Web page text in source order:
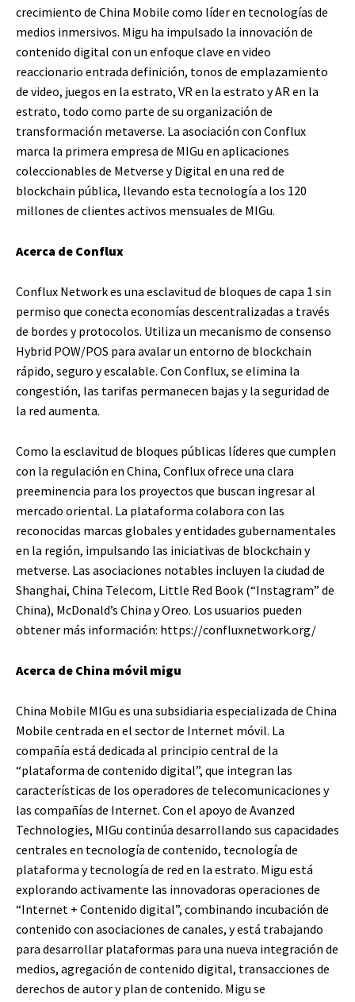
crecimiento de China Mobile como líder en tecnologías de
medios inmersivos. Migu ha impulsado la innovación de
contenido digital con un enfoque clave en video
reaccionario entrada definición, tonos de emplazamiento
de video, juegos en la estrato, VR en la estrato y AR en la
estrato, todo como parte de su organización de
transformación metaverse. La asociación con Conflux
marca la primera empresa de MIGu en aplicaciones
coleccionables de Metverse y Digital en una red de
blockchain pública, llevando esta tecnología a los 120
millones de clientes activos mensuales de MIGu.
Acerca de Conflux
Conflux Network es una esclavitud de bloques de capa 1 sin
permiso que conecta economías descentralizadas a través
de bordes y protocolos. Utiliza un mecanismo de consenso
Hybrid POW/POS para avalar un entorno de blockchain
rápido, seguro y escalable. Con Conflux, se elimina la
congestión, las tarifas permanecen bajas y la seguridad de
la red aumenta.
Como la esclavitud de bloques públicas líderes que cumplen
con la regulación en China, Conflux ofrece una clara
preeminencia para los proyectos que buscan ingresar al
mercado oriental. La plataforma colabora con las
reconocidas marcas globales y entidades gubernamentales
en la región, impulsando las iniciativas de blockchain y
metverse. Las asociaciones notables incluyen la ciudad de
Shanghai, China Telecom, Little Red Book (“Instagram” de
China), McDonald’s China y Oreo. Los usuarios pueden
obtener más información: https://confluxnetwork.org/
Acerca de China móvil migu
China Mobile MIGu es una subsidiaria especializada de China
Mobile centrada en el sector de Internet móvil. La
compañía está dedicada al principio central de la
“plataforma de contenido digital”, que integran las
características de los operadores de telecomunicaciones y
las compañías de Internet. Con el apoyo de Avanzed
Technologies, MIGu continúa desarrollando sus capacidades
centrales en tecnología de contenido, tecnología de
plataforma y tecnología de red en la estrato. Migu está
explorando activamente las innovadoras operaciones de
“Internet + Contenido digital”, combinando incubación de
contenido con asociaciones de canales, y está trabajando
para desarrollar plataformas para una nueva integración de
medios, agregación de contenido digital, transacciones de
derechos de autor y plan de contenido. Migu se